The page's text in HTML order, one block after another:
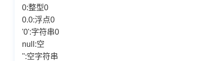
0:整型0
0.0:浮点0
'0':字符串0
null:空
'':空字符串